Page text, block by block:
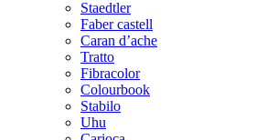
Staedtler
Faber castell
Caran d’ache
Tratto
Fibracolor
Colourbook
Stabilo
Uhu